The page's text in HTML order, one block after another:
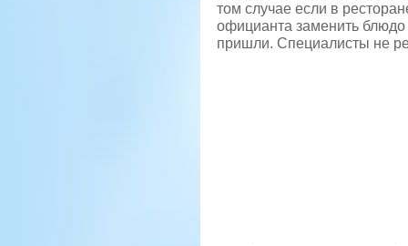
том случае если в
официанта заменить
пришли. Специалисты не